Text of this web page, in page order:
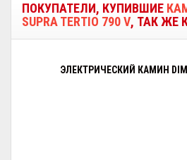
ПОКУПАТЕЛИ, КУПИВШИЕ
SUPRA TERTIO 790 V, ТАК ЖЕ
ЭЛЕКТРИЧЕСКИЙ КАМИН